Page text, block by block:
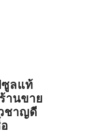
ลแท้
านขาย
ชาญดี